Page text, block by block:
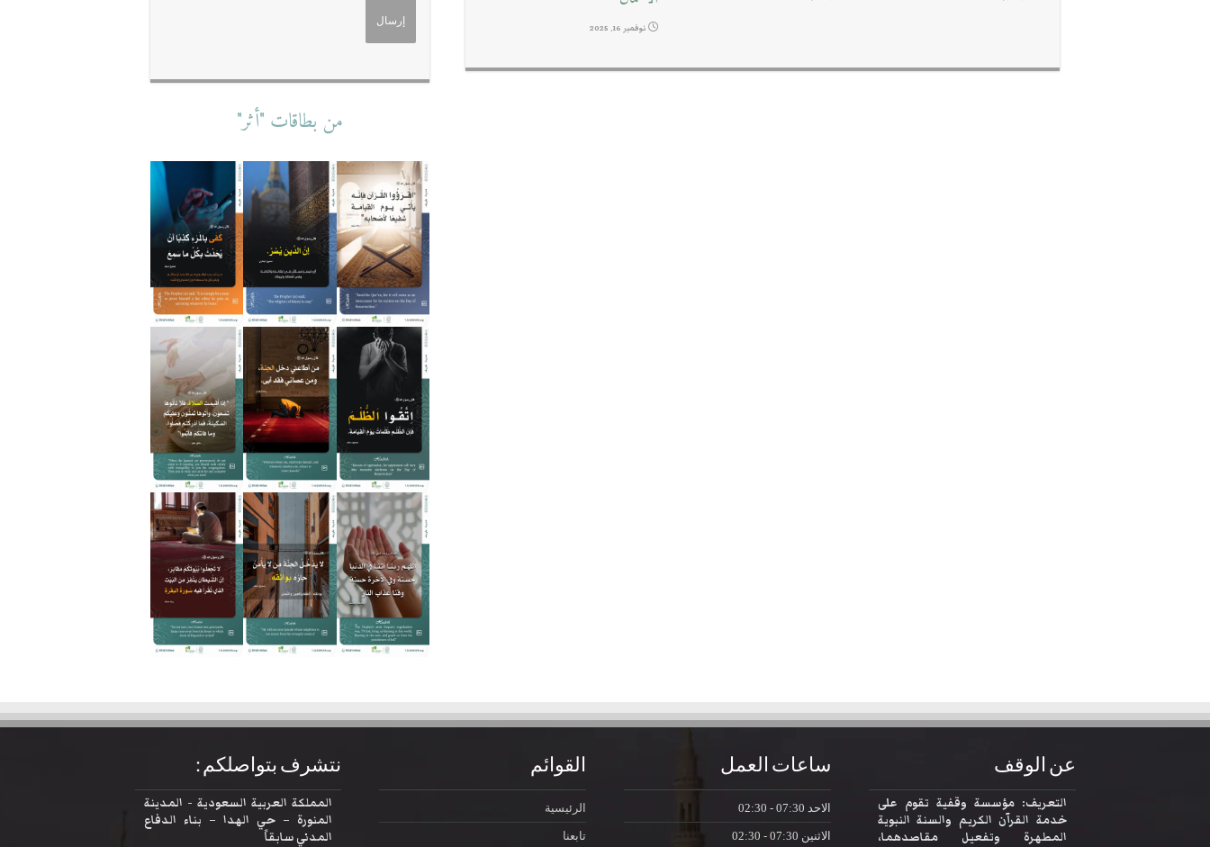
نوفمبر 16, 2025
من بطاقات "أثر"
عن الوقف
التعريف: مؤسسة وقفية تقوم على
خدمة القرآن الكريم والسنة النبوية
المطهرة وتفعيل مقاصدهما،
ساعات العمل
الاحد
الاثنين
القوائم
الرئيسية
تابعنا
نتشرف بتواصلكم :
المملكة العربية السعودية - المدينة
المنورة – حي الهدا – بناء الدفاع
المدني سابقاً